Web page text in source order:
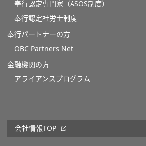
奉行認定専門家（ASOS制度）
奉行認定社労士制度
奉行パートナーの方
OBC Partners Net
金融機関の方
アライアンスプログラム
会社情報TOP